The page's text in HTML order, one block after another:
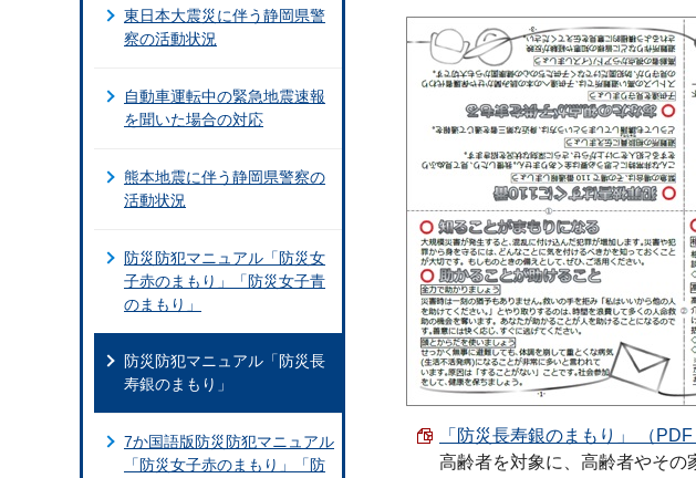
「防災長寿銀のまもり」 （PDF
高齢者を対象に、高齢者やその
東日本大震災に伴う静岡県警
察の活動状況
自動車運転中の緊急地震速報
を聞いた場合の対応
熊本地震に伴う静岡県警察の
活動状況
防災防犯マニュアル「防災女
子赤のまもり」「防災女子青
のまもり」
防災防犯マニュアル「防災長
寿銀のまもり」
7か国語版防災防犯マニュアル
「防災女子赤のまもり」「防